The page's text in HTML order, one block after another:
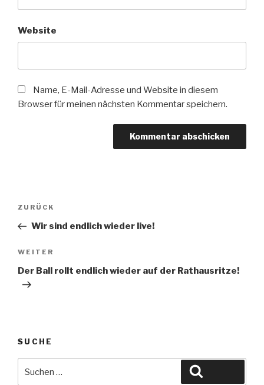
Website
Name, E-Mail-Adresse und Website in diesem
Browser für meinen nächsten Kommentar speichern.
Beitragsnavigation
Vorheriger
Beitrag
ZURÜCK
Wir sind endlich wieder live!
Nächster
Beitrag
WEITER
Der Ball rollt endlich wieder auf der Rathausritze!
SUCHE
nach: